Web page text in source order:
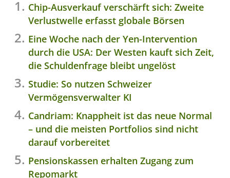
Chip-Ausverkauf verschärft sich: Zweite
Verlustwelle erfasst globale Börsen
Eine Woche nach der Yen-Intervention
durch die USA: Der Westen kauft sich Zeit,
die Schuldenfrage bleibt ungelöst
Studie: So nutzen Schweizer
Vermögensverwalter KI
Candriam: Knappheit ist das neue Normal
– und die meisten Portfolios sind nicht
darauf vorbereitet
Pensionskassen erhalten Zugang zum
Repomarkt